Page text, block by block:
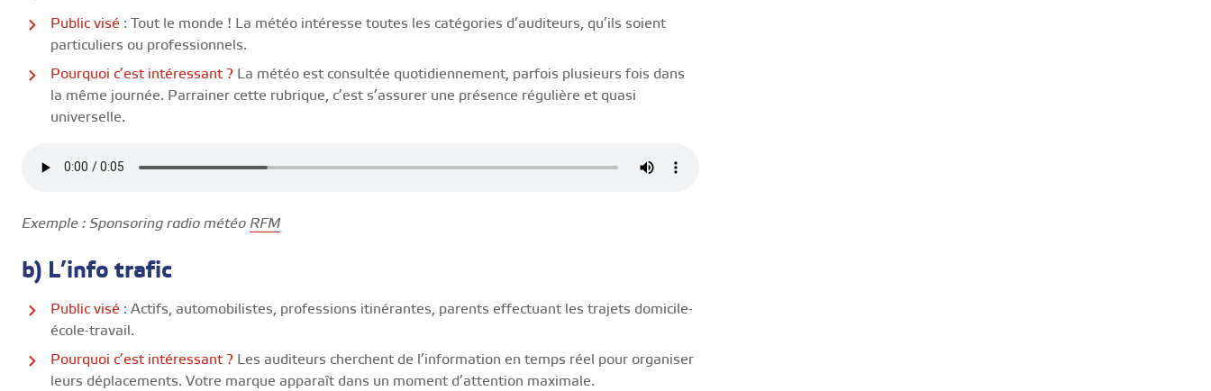
Public visé : Tout le monde ! La météo intéresse toutes les catégories d’auditeurs, qu’ils soient
particuliers ou professionnels.
Pourquoi c’est intéressant ? La météo est consultée quotidiennement, parfois plusieurs fois dans
la même journée. Parrainer cette rubrique, c’est s’assurer une présence régulière et quasi
universelle.
Exemple : Sponsoring radio météo RFM
b) L’info trafic
Public visé : Actifs, automobilistes, professions itinérantes, parents effectuant les trajets domicile-
école-travail.
Pourquoi c’est intéressant ? Les auditeurs cherchent de l’information en temps réel pour organiser
leurs déplacements. Votre marque apparaît dans un moment d’attention maximale.